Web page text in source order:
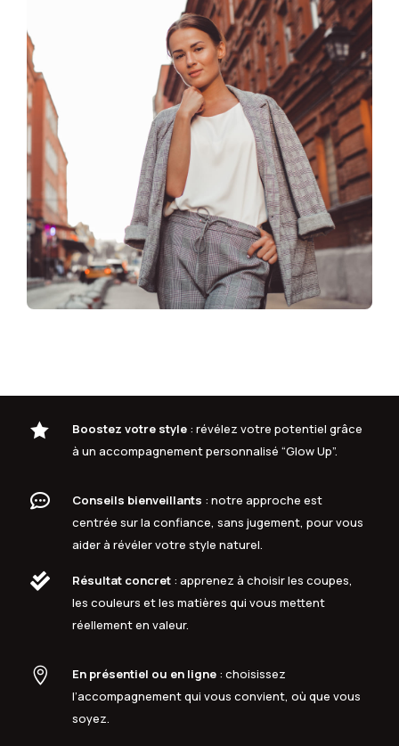
 Boostez votre style: révélez votre potentiel grâce
à un accompagnement personnalisé “Glow Up”.
 Conseils bienveillants : notre approche est
centrée sur la confiance, sans jugement, pour vous
aider à révéler votre style naturel.
 Résultat concret: apprenez à choisir les coupes,
les couleurs et les matières qui vous mettent
réellement en valeur.
 En présentiel ou en ligne: choisissez
l’accompagnement qui vous convient, où que vous
soyez.